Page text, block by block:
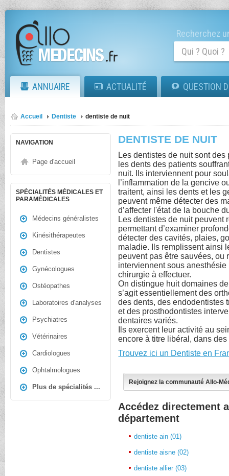
Recherchez
ANNUAIRE ACTUALITÉ QUESTION
Accueil Dentiste dentiste de nuit
NAVIGATION
Page d'accueil
SPÉCIALITÉS MÉDICALES ET
PARAMÉDICALES
Médecins généralistes
Kinésithérapeutes
Dentistes
Gynécologues
Ostéopathes
Laboratoires d'analyses
Psychiatres
Vétérinaires
Cardiologues
Ophtalmologues
Plus de spécialités ...
DENTISTE DE NUIT
Les dentistes de nuit sont
les dents des patients
nuit. Ils interviennent pour
l’inflammation de la gencive
traitent, ainsi les dents et les
peuvent même détecter des
d’affecter l'état de la bouche
Les dentistes de nuit peuvent
permettant d’examiner
détecter des cavités, plaies,
maladie. Ils remplissent ainsi
peuvent pas être sauvées, ou
interviennent sous
chirurgie à effectuer.
On distingue huit domaines
s’agit essentiellement des
des dents, des endodentistes
et des prosthodontistes
dentaires variés.
Ils exercent leur activité au
encore à titre libéral, dans
Trouvez ici un Dentiste en
Rejoignez la communauté Allo-
Accédez directement
département
dentiste ain (01)
dentiste aisne (02)
dentiste allier (03)